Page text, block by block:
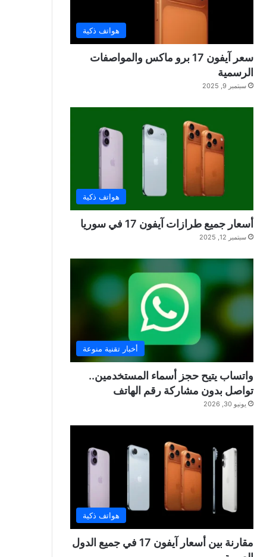
هواتف ذكية
سعر آيفون 17 برو ماكس والمواصفات
الرسمية
سبتمبر 9, 2025
هواتف ذكية
أسعار جميع طرازات آيفون 17 في سوريا
سبتمبر 12, 2025
أخبار تقنية منوعة
واتساب يتيح حجز أسماء المستخدمين..
تواصل بدون مشاركة رقم الهاتف
يونيو 30, 2026
هواتف ذكية
مقارنة بين أسعار آيفون 17 في جميع الدول